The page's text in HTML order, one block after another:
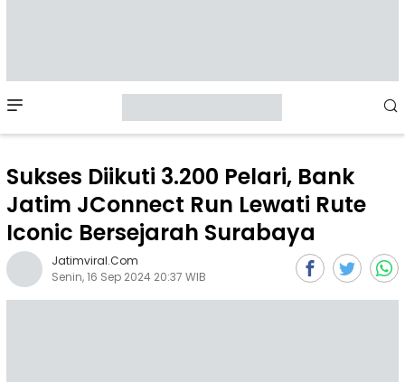
Menu
Sukses Diikuti 3.200 Pelari, Bank
Jatim JConnect Run Lewati Rute
Iconic Bersejarah Surabaya
Jatimviral.com
Senin, 16 Sep 2024 20:37 WIB